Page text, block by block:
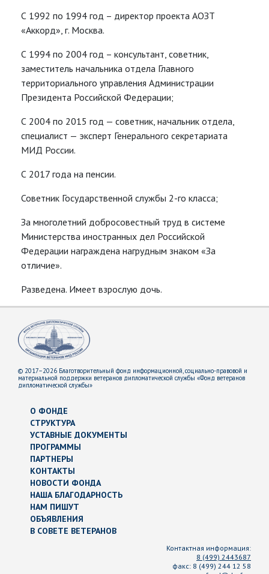
С 1992 по 1994 год – директор проекта АОЗТ
«Аккорд», г. Москва.
С 1994 по 2004 год – консультант, советник,
заместитель начальника отдела Главного
территориального управления Администрации
Президента Российской Федерации;
С 2004 по 2015 год — советник, начальник отдела,
специалист — эксперт Генерального секретариата
МИД России.
С 2017 года на пенсии.
Советник Государственной службы 2-го класса;
За многолетний добросовестный труд в системе
Министерства иностранных дел Российской
Федерации награждена нагрудным знаком «За
отличие».
Разведена. Имеет взрослую дочь.
© 2017–2026 Благотворительный фонд информационной, социально-правовой и
материальной поддержки ветеранов дипломатической службы «Фонд ветеранов
дипломатической службы»
О ФОНДЕ
СТРУКТУРА
УСТАВНЫЕ ДОКУМЕНТЫ
ПРОГРАММЫ
ПАРТНЕРЫ
КОНТАКТЫ
НОВОСТИ ФОНДА
НАША БЛАГОДАРНОСТЬ
НАМ ПИШУТ
ОБЪЯВЛЕНИЯ
В СОВЕТЕ ВЕТЕРАНОВ
Контактная информация:
8 (499) 2443687
факс: 8 (499) 244 12 58